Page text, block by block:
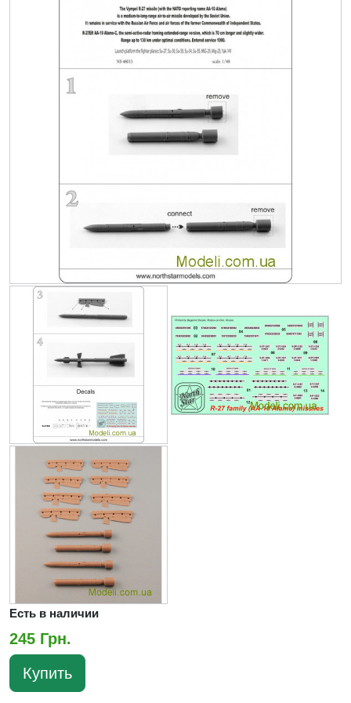
Есть в наличии
245 Грн.
Купить